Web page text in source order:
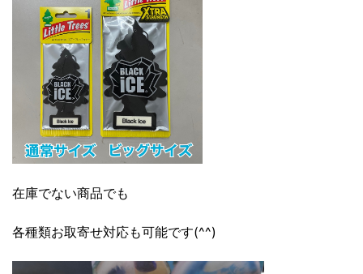
在庫でない商品でも
各種類お取寄せ対応も可能です(^^)